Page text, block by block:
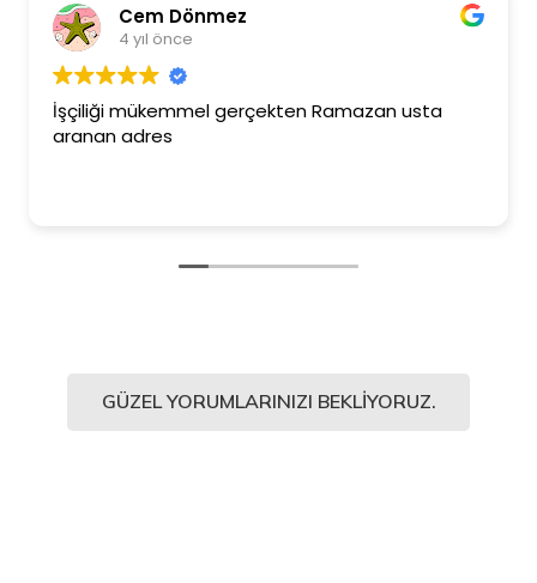
Cem Dönmez
4 yıl önce
İşçiliği mükemmel gerçekten Ramazan usta
aranan adres
GÜZEL YORUMLARINIZI BEKLIYORUZ.